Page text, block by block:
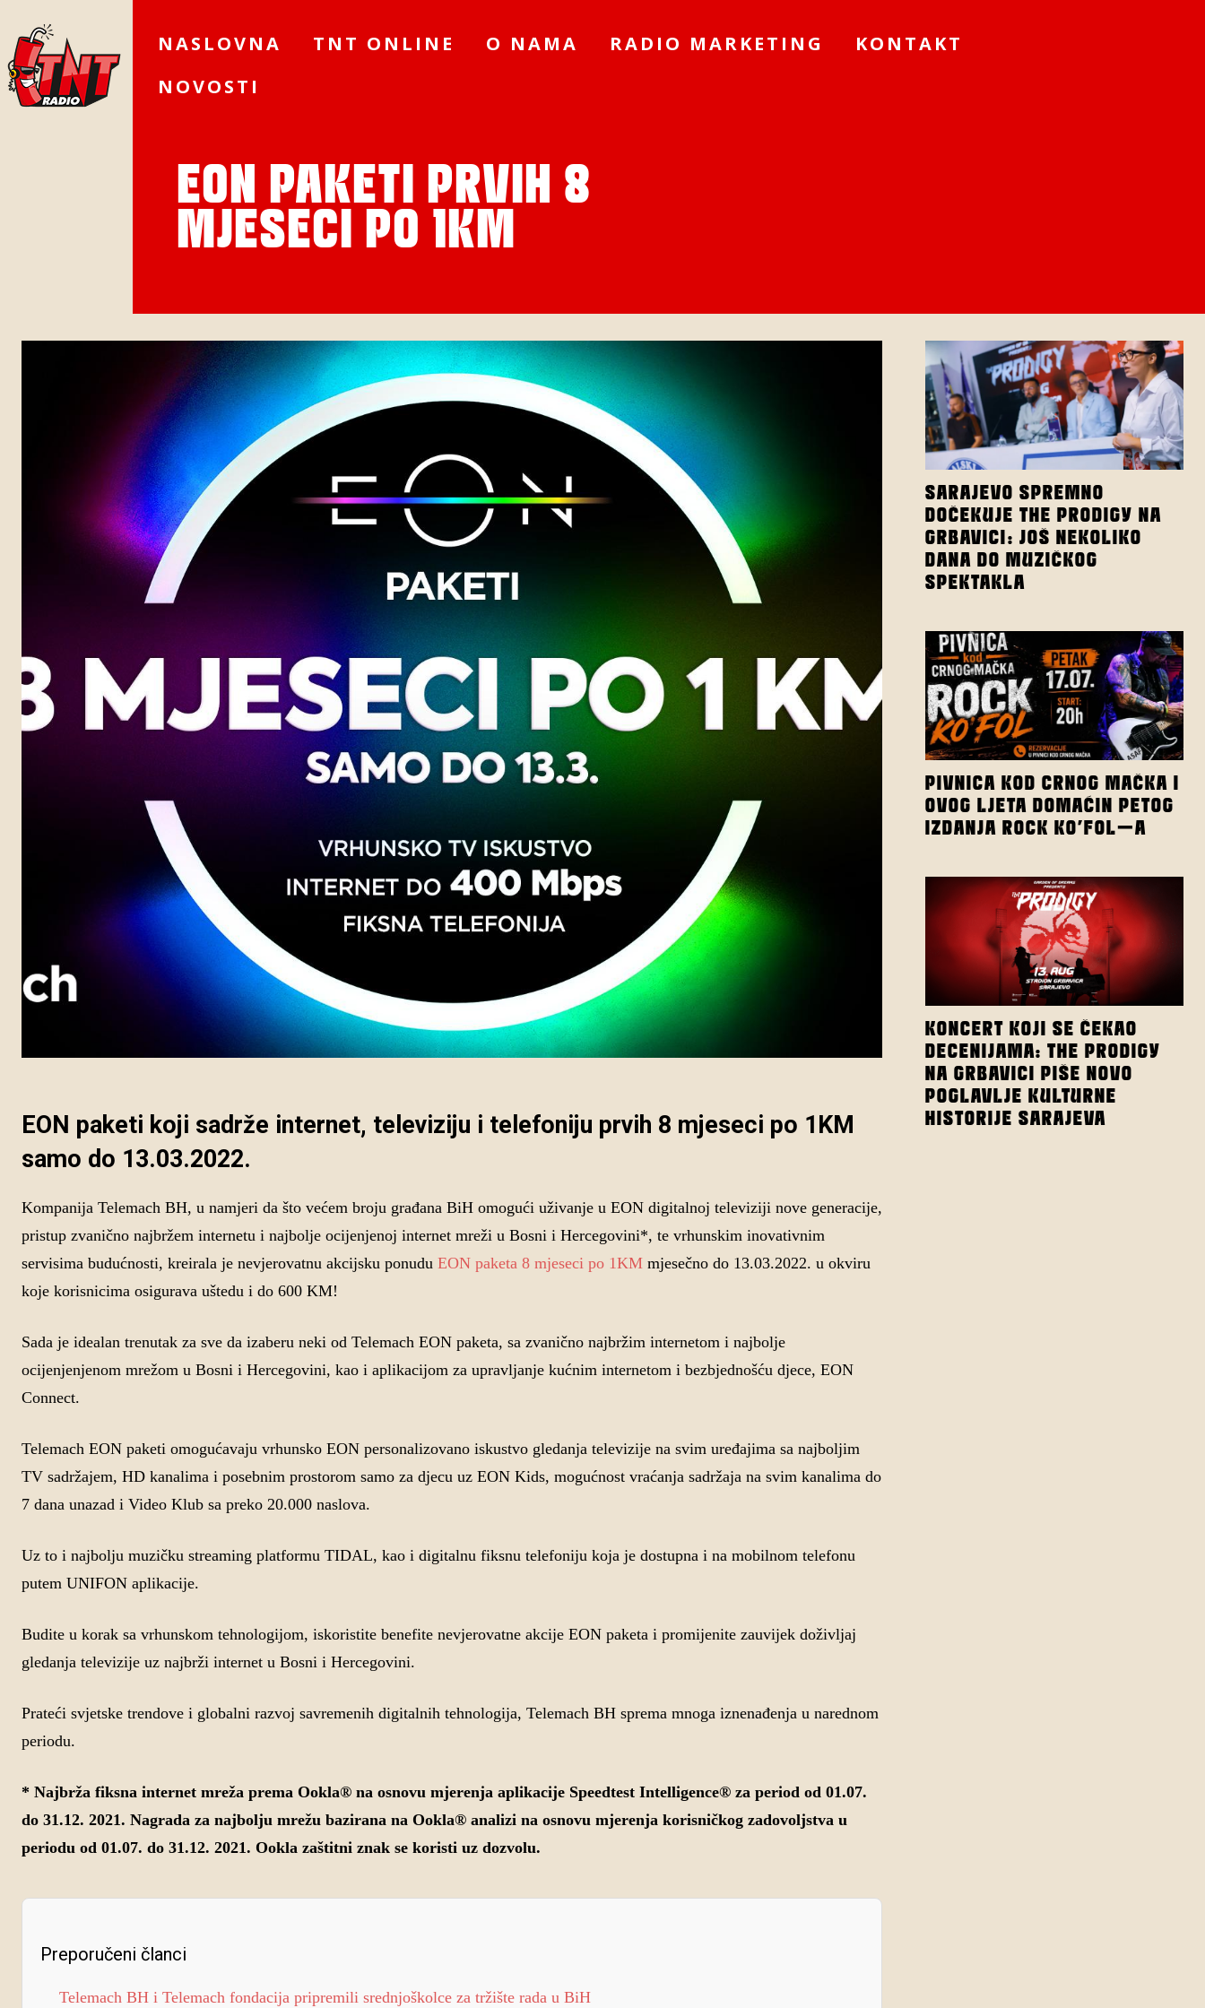
NASLOVNA TNT ONLINE O NAMA RADIO MARKETING
KONTAKT
NOVOSTI
EON PAKETI PRVIH 8
MJESECI PO 1KM
EON paketi koji sadrže internet, televiziju i telefoniju prvih 8 mjeseci po 1KM
samo do 13.03.2022.
Kompanija Telemach BH, u namjeri da što većem broju građana BiH omogući uživanje u EON digitalnoj televiziji nove generacije,
pristup zvanično najbržem internetu i najbolje ocijenjenoj internet mreži u Bosni i Hercegovini*, te vrhunskim inovativnim
servisima budućnosti, kreirala je nevjerovatnu akcijsku ponudu EON paketa 8 mjeseci po 1KM mjesečno do 13.03.2022. u okviru
koje korisnicima osigurava uštedu i do 600 KM!
Sada je idealan trenutak za sve da izaberu neki od Telemach EON paketa, sa zvanično najbržim internetom i najbolje
ocijenjenjenom mrežom u Bosni i Hercegovini, kao i aplikacijom za upravljanje kućnim internetom i bezbjednošću djece, EON
Connect.
Telemach EON paketi omogućavaju vrhunsko EON personalizovano iskustvo gledanja televizije na svim uređajima sa najboljim
TV sadržajem, HD kanalima i posebnim prostorom samo za djecu uz EON Kids, mogućnost vraćanja sadržaja na svim kanalima do
7 dana unazad i Video Klub sa preko 20.000 naslova.
Uz to i najbolju muzičku streaming platformu TIDAL, kao i digitalnu fiksnu telefoniju koja je dostupna i na mobilnom telefonu
putem UNIFON aplikacije.
Budite u korak sa vrhunskom tehnologijom, iskoristite benefite nevjerovatne akcije EON paketa i promijenite zauvijek doživljaj
gledanja televizije uz najbrži internet u Bosni i Hercegovini.
Prateći svjetske trendove i globalni razvoj savremenih digitalnih tehnologija, Telemach BH sprema mnoga iznenađenja u narednom
periodu.
* Najbrža fiksna internet mreža prema Ookla® na osnovu mjerenja aplikacije Speedtest Intelligence® za period od 01.07.
do 31.12. 2021. Nagrada za najbolju mrežu bazirana na Ookla® analizi na osnovu mjerenja korisničkog zadovoljstva u
periodu od 01.07. do 31.12. 2021. Ookla zaštitni znak se koristi uz dozvolu.
Preporučeni članci
Telemach BH i Telemach fondacija pripremili srednjoškolce za tržište rada u BiH
SARAJEVO SPREMNO
DOČEKUJE THE PRODIGY NA
GRBAVICI: JOŠ NEKOLIKO
DANA DO MUZIČKOG
SPEKTAKLA
PIVNICA KOD CRNOG MAČKA I
OVOG LJETA DOMAĆIN PETOG
IZDANJA ROCK KO’FOL-A
KONCERT KOJI SE ČEKAO
DECENIJAMA: THE PRODIGY
NA GRBAVICI PIŠE NOVO
POGLAVLJE KULTURNE
HISTORIJE SARAJEVA